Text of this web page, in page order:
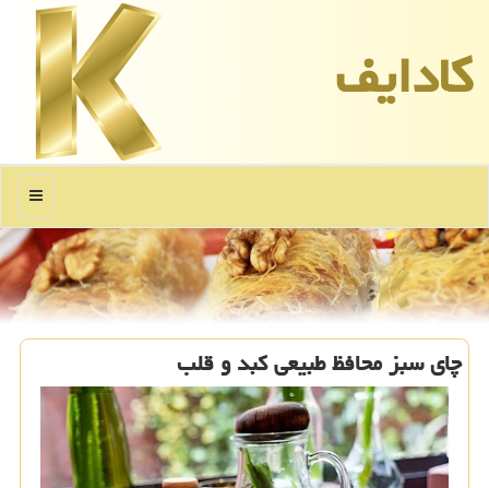
كادایف
منو
چای سبز محافظ طبیعی کبد و قلب